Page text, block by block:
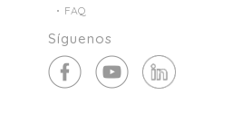
FAQ
Síguenos